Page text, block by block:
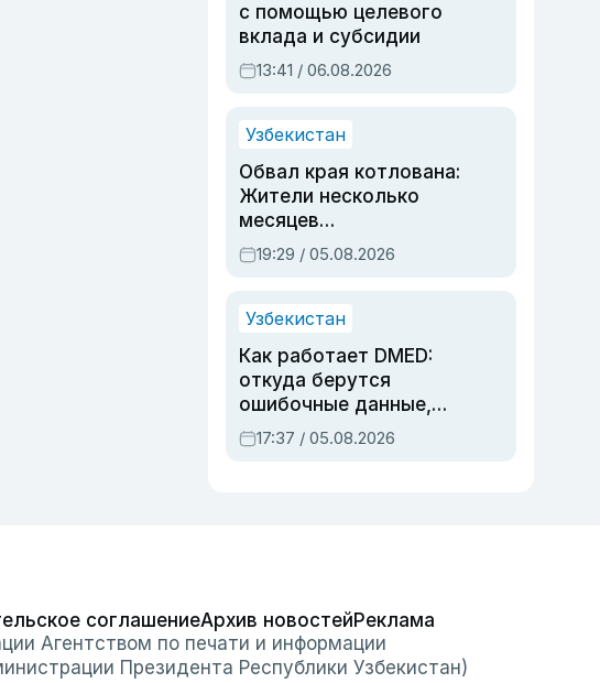
с помощью целевого
вклада и субсидии
13:41 / 06.08.2026
Узбекистан
Обвал края котлована:
Жители несколько
месяцев
предупреждали об
опасности, но стройка
19:29 / 05.08.2026
Узбекистан
Как работает DMED:
откуда берутся
ошибочные данные,
дубли аккаунтов и
очереди по онлайн-
17:37 / 05.08.2026
соглашениеАрхив новостейРеклама
Агентством по печати и информации
Президента Республики Узбекистан)